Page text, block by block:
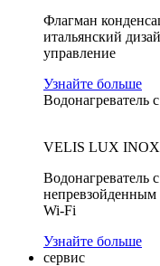
Флагман
итальянский
управление
Узнайте больше
Водонагреватель
VELIS LUX
Водонагреватель
Wi-Fi
Узнайте больше
сервис